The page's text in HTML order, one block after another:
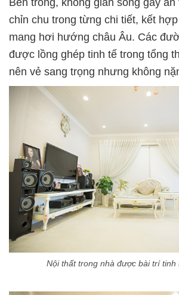
chỉn chu trong từng chi tiết, kết
mang hơi hướng châu Âu. Các
được lồng ghép tinh tế trong tổng
nên vẻ sang trọng nhưng không
Nội thất trong nhà được bài trí tinh